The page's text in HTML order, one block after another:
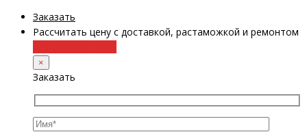
Заказать
Рассчитать цену с доставкой, растаможкой и ремонтом
×
Заказать